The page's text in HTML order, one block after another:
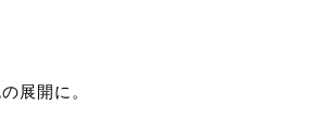
展開に。